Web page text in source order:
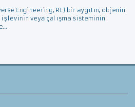
Engineering, RE) bir aygıtın, objenin
işlevinin veya çalışma sisteminin